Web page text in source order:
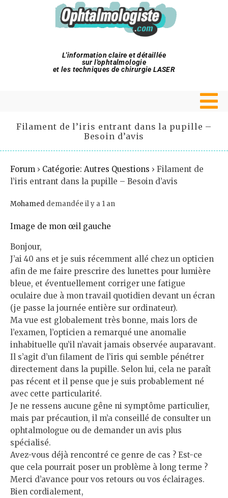
L'information claire et détaillée
sur l'ophtalmologie
et les techniques de chirurgie LASER
Filament de l’iris entrant dans la pupille –
Besoin d’avis
Forum › Catégorie: Autres Questions › Filament de
l’iris entrant dans la pupille – Besoin d’avis
Mohamed demandée il y a 1 an
Image de mon œil gauche
Bonjour,
J’ai 40 ans et je suis récemment allé chez un opticien
afin de me faire prescrire des lunettes pour lumière
bleue, et éventuellement corriger une fatigue
oculaire due à mon travail quotidien devant un écran
(je passe la journée entière sur ordinateur).
Ma vue est globalement très bonne, mais lors de
l’examen, l’opticien a remarqué une anomalie
inhabituelle qu’il n’avait jamais observée auparavant.
Il s’agit d’un filament de l’iris qui semble pénétrer
directement dans la pupille. Selon lui, cela ne paraît
pas récent et il pense que je suis probablement né
avec cette particularité.
Je ne ressens aucune gêne ni symptôme particulier,
mais par précaution, il m’a conseillé de consulter un
ophtalmologue ou de demander un avis plus
spécialisé.
Avez-vous déjà rencontré ce genre de cas ? Est-ce
que cela pourrait poser un problème à long terme ?
Merci d’avance pour vos retours ou vos éclairages.
Bien cordialement,